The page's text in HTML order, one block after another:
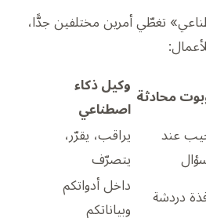
تغطّي أمرين مختلفين جدًّا،
محادثة
وكيل ذكاء
اصطناعي
عند
يراقب، يقرّر،
يتصرّف
دردشة
داخل أدواتكم
وبياناتكم